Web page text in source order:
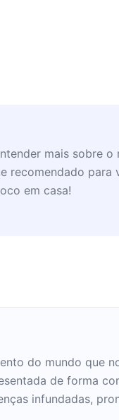
mais sobre o
recomendado para
em casa!
do mundo que
de forma
infundadas,